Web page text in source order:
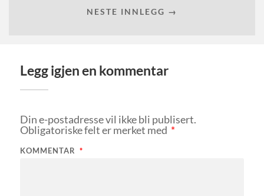
NESTE INNLEGG →
Legg igjen en kommentar
Din e-postadresse vil ikke bli publisert.
Obligatoriske felt er merket med *
KOMMENTAR *